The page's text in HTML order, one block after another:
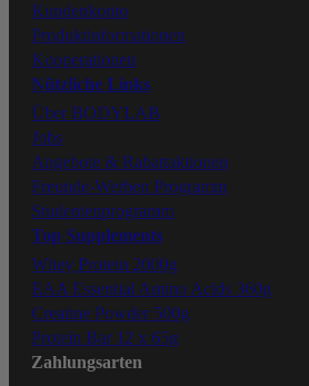
Kundenkonto
Produktinformationen
Kooperationen
Nützliche Links
Über BODYLAB
Jobs
Angebote & Rabattaktionen
Freunde-Werben Programm
Studentenprogramm
Top Supplements
Whey Protein 2000g
EAA Essential Amino Acids 360g
Creatine Powder 500g
Protein Bar 12 x 65g
Zahlungsarten